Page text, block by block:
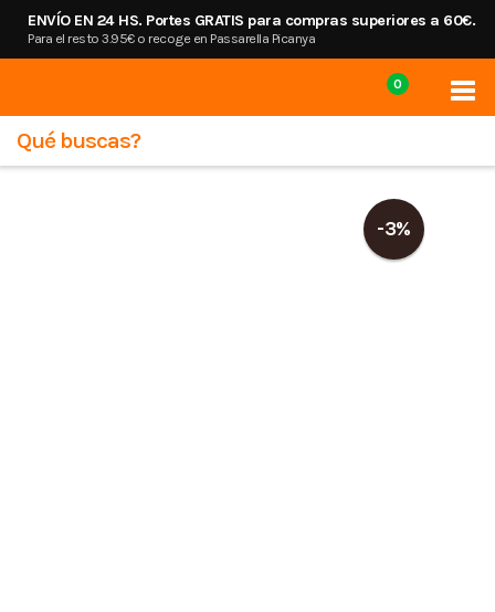
ENVÍO EN 24 HS. Portes GRATIS para compras superiores a 60€.
Para el resto 3.95€ o recoge en Passarella Picanya
0
-3%